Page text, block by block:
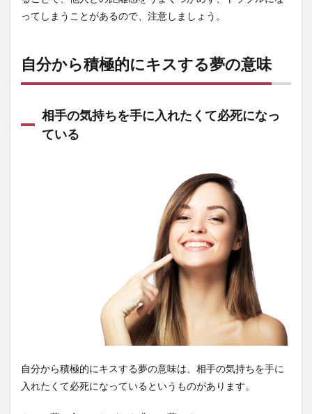
ってしまうことがあるので、注意しましょう。
自分から積極的にキスする夢の意味
相手の気持ちを手に入れたくて必死になっ
ている
自分から積極的にキスする夢の意味は、相手の気持ちを手に
入れたくて必死になっているというものがあります。